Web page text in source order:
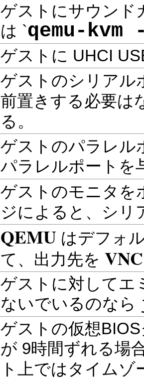
ゲストにサウンド
は `qemu-kvm
ゲストに UHCI
ゲストのシリアル
前置きする必要は
る。
ゲストのパラレル
パラレルポートを
ゲストのモニタ
ジによると、シリ
QEMU はデフォ
て、出力先を VNC
ゲストに対してエ
ないでいるのなら
ゲストの仮想
が 9時間ずれる場
ト上ではタイム